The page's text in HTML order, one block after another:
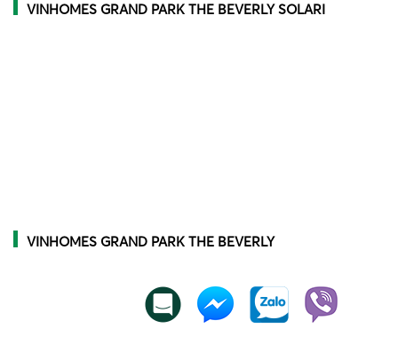
VINHOMES GRAND PARK THE BEVERLY SOLARI
VINHOMES GRAND PARK THE BEVERLY